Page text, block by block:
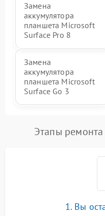
Замена
аккумулятора
планшета Microsoft
Surface Pro 8
Замена
аккумулятора
планшета Microsoft
Surface Go 3
Этапы
1. Вы